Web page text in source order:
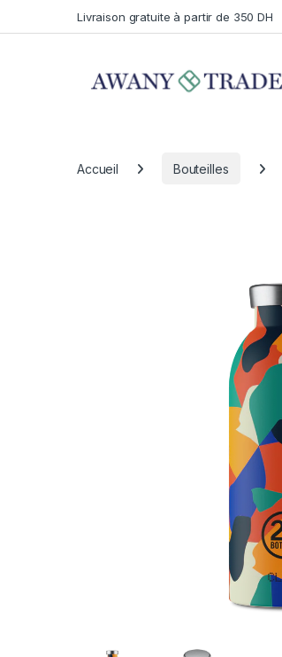
Livraison gratuite à partir de 350 DH
Accueil Bouteilles